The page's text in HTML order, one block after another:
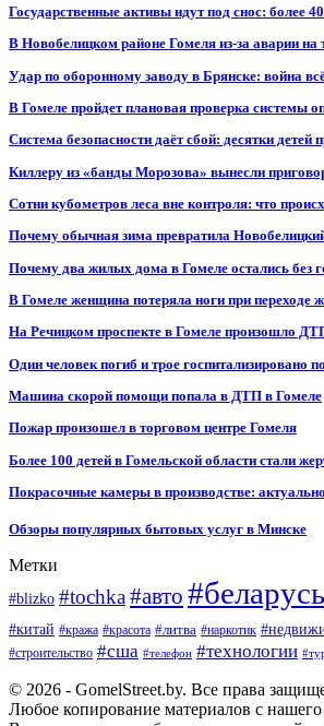
Государственные активы идут под снос: более
В Новобелицком районе Гомеля из-за аварии
Удар по оборонному заводу в Брянске: война
В Гомеле пройдет плановая проверка системы
Система безопасности даёт сбой: десятки
Киллеру из «банды Морозова» вынесли
Сотни кубометров леса вне контроля: что
Почему обычная зима превратила
Почему два жилых дома в Гомеле остались без
В Гомеле женщина потеряла ноги при переходе
На Речицком проспекте в Гомеле произошло
Один человек погиб и трое
Машина скорой помощи попала в ДТП в Гомеле
Пожар произошел в торговом центре Гомеля
Более 100 детей в Гомельской области стали
Покрасочные камеры в производстве:
Обзоры популярных бытовых услуг в Минске
Метки
#blizko #tochka#авто #беларусь
#китай #кража #красота #литва #наркотик
#строительство #сша #телефон #технологии
© 2026 - GomelStreet.by. Все права
Любое копирование материалов с нашего